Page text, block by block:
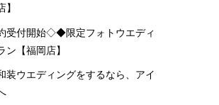
】
付開始◇◆限定フォトウエディ
ン【福岡店】
装ウエディングをするなら、アイ